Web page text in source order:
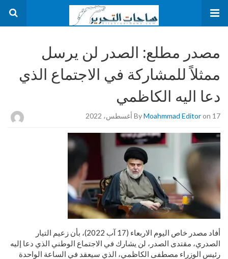
مصدر مطلع: الصدر لن يرسل
ممثلاً للمشاركة في الاجتماع الذي
دعا اليه الكاظمي
ByMoahmmad Editoron 17 أغسطس، 2022
أفاد مصدر خاص اليوم الاربعاء (17 آب 2022)، بأن زعيم التيار
الصدري، مقتدى الصدر، لن يشارك في الاجتماع الوطني الذي دعا إليه
رئيس الوزراء مصطفى الكاظمي، الذي سيعقد في الساعة الواحدة